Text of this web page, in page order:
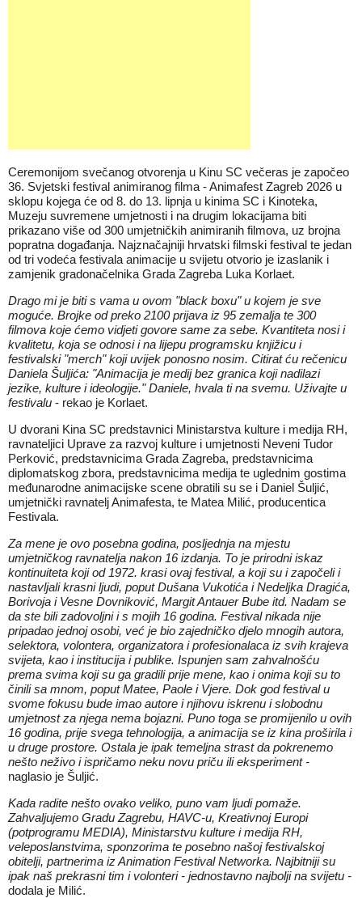
Ceremonijom svečanog otvorenja u Kinu SC večeras je započeo
36. Svjetski festival animiranog filma - Animafest Zagreb 2026 u
sklopu kojega će od 8. do 13. lipnja u kinima SC i Kinoteka,
Muzeju suvremene umjetnosti i na drugim lokacijama biti
prikazano više od 300 umjetničkih animiranih filmova, uz brojna
popratna događanja. Najznačajniji hrvatski filmski festival te jedan
od tri vodeća festivala animacije u svijetu otvorio je izaslanik i
zamjenik gradonačelnika Grada Zagreba Luka Korlaet.
Drago mi je biti s vama u ovom "black boxu" u kojem je sve
moguće. Brojke od preko 2100 prijava iz 95 zemalja te 300
filmova koje ćemo vidjeti govore same za sebe. Kvantiteta nosi i
kvalitetu, koja se odnosi i na lijepu programsku knjižicu i
festivalski "merch" koji uvijek ponosno nosim. Citirat ću rečenicu
Daniela Šuljića: "Animacija je medij bez granica koji nadilazi
jezike, kulture i ideologije." Daniele, hvala ti na svemu. Uživajte u
festivalu - rekao je Korlaet.
U dvorani Kina SC predstavnici Ministarstva kulture i medija RH,
ravnateljici Uprave za razvoj kulture i umjetnosti Neveni Tudor
Perković, predstavnicima Grada Zagreba, predstavnicima
diplomatskog zbora, predstavnicima medija te uglednim gostima
međunarodne animacijske scene obratili su se i Daniel Šuljić,
umjetnički ravnatelj Animafesta, te Matea Milić, producentica
Festivala.
Za mene je ovo posebna godina, posljednja na mjestu
umjetničkog ravnatelja nakon 16 izdanja. To je prirodni iskaz
kontinuiteta koji od 1972. krasi ovaj festival, a koji su i započeli i
nastavljali krasni ljudi, poput Dušana Vukotića i Nedeljka Dragića,
Borivoja i Vesne Dovniković, Margit Antauer Bube itd. Nadam se
da ste bili zadovoljni i s mojih 16 godina. Festival nikada nije
pripadao jednoj osobi, već je bio zajedničko djelo mnogih autora,
selektora, volontera, organizatora i profesionalaca iz svih krajeva
svijeta, kao i institucija i publike. Ispunjen sam zahvalnošću
prema svima koji su ga gradili prije mene, kao i onima koji su to
činili sa mnom, poput Matee, Paole i Vjere. Dok god festival u
svome fokusu bude imao autore i njihovu iskrenu i slobodnu
umjetnost za njega nema bojazni. Puno toga se promijenilo u ovih
16 godina, prije svega tehnologija, a animacija se iz kina proširila i
u druge prostore. Ostala je ipak temeljna strast da pokrenemo
nešto neživo i ispričamo neku novu priču ili eksperiment -
naglasio je Šuljić.
Kada radite nešto ovako veliko, puno vam ljudi pomaže.
Zahvaljujemo Gradu Zagrebu, HAVC-u, Kreativnoj Europi
(potprogramu MEDIA), Ministarstvu kulture i medija RH,
veleposlanstvima, sponzorima te posebno našoj festivalskoj
obitelji, partnerima iz Animation Festival Networka. Najbitniji su
ipak naš prekrasni tim i volonteri - jednostavno najbolji na svijetu -
dodala je Milić.